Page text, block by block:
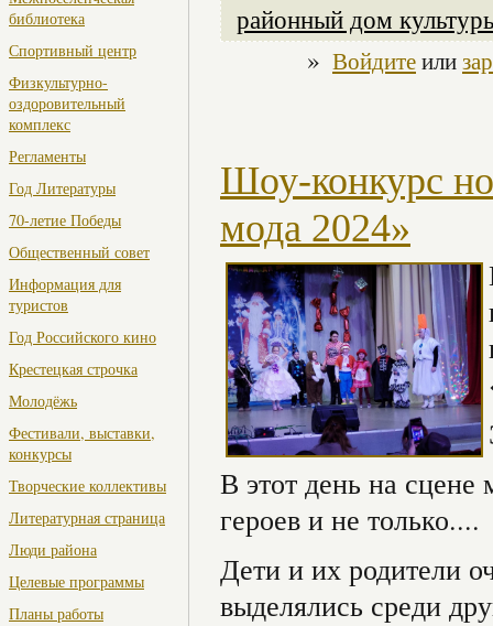
библиотека
Спортивный центр
Физкультурно-
оздоровительный
комплекс
Регламенты
Год Литературы
70-летие Победы
Общественный совет
Информация для
туристов
Год Российского кино
Крестецкая строчка
Молодёжь
Фестивали, выставки,
конкурсы
Творческие коллективы
Литературная страница
Люди района
Целевые программы
Планы работы
районный дом
» Войдитеили
Шоу-конкурс
мода 2024»
В этот день на сцене
героев и не только....
Дети и их родители
выделялись среди